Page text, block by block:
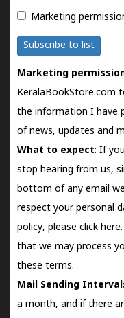
Marketing
Subscribe to list
Marketing
KeralaBookStore.com
the information I have
of news, updates and
What to expect: If
stop hearing from us,
bottom of any email
respect your personal
policy, please click here.
that we may process
these terms.
Mail Sending
a month, and if there